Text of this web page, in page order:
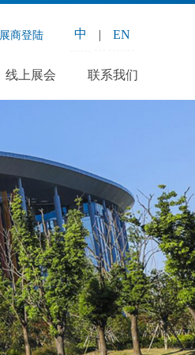
展商登陆 中 | EN
线上展会 联系我们